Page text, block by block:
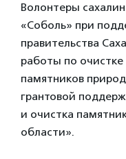
Волонтеры
«Соболь» при
правительства
работы по
памятников
грантовой
и очистка
области».